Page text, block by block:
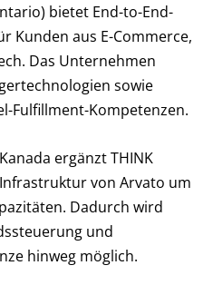
bietet End-to-End-
Kunden aus E-Commerce,
Das Unternehmen
sowie
Fulfillment-Kompetenzen.
ergänzt THINK
von Arvato um
Dadurch wird
und
hinweg möglich.